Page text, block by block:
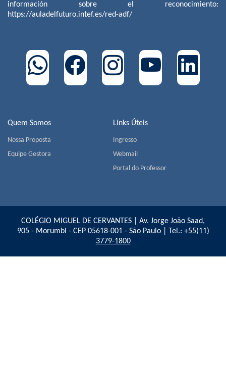
Quem Somos
Nossa Proposta
Equipe Gestora
Links Úteis
Ingresso
Webmail
Portal do Professor
información sobre el reconocimiento:
https://auladelfuturo.intef.es/red-adf/
COLÉGIO MIGUEL DE CERVANTES | Av. Jorge João Saad,
905 - Morumbi - CEP 05618-001 - São Paulo | Tel.: +55(11)
3779-1800